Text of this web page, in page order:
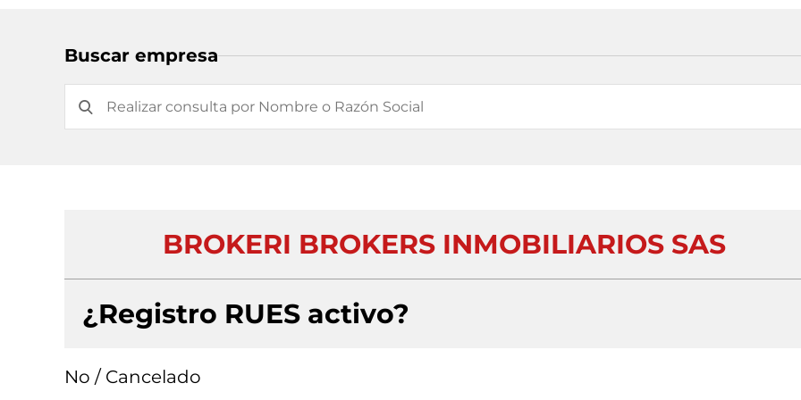
Buscar empresa
BROKERI BROKERS INMOBILIARIOS SAS
¿Registro RUES activo?
No / Cancelado